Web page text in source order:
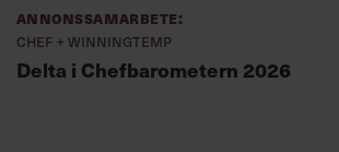
Annonssamarbete:
Chef + Winningtemp
Delta i Chefbarometern 2026